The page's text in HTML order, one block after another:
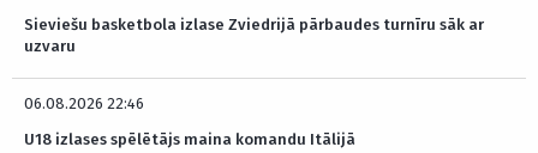
Sieviešu basketbola izlase Zviedrijā pārbaudes turnīru sāk ar
uzvaru
06.08.2026 22:46
U18 izlases spēlētājs maina komandu Itālijā